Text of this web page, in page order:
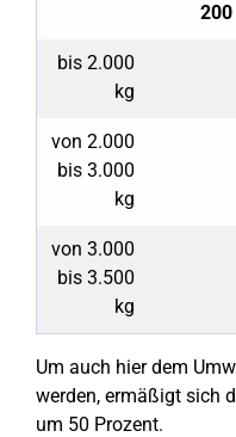
bis 2.000
kg
von 2.000
bis 3.000
kg
von 3.000
bis 3.500
kg
Um auch hier dem
werden, ermäßigt sich
um 50 Prozent.